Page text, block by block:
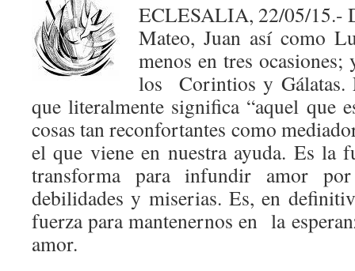
ECLESALIA, 22/05/15.-
Mateo, Juan así como
menos en tres ocasiones;
los Corintios y
que literalmente significa “aquel que
cosas tan reconfortantes como
el que viene en nuestra ayuda. Es la
transforma para infundir amor
debilidades y miserias. Es, en
fuerza para mantenernos en la
amor.